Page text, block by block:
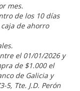
mes.
de los 10 días
de ahorro
el 01/01/2026 y
de $1.000 el
de Galicia y
5, Tte. J.D. Perón